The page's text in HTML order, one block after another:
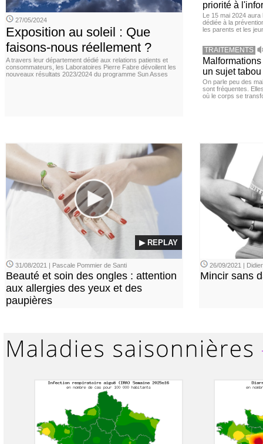
27/05/2024
Exposition au soleil : Que
faisons-nous réellement ?
A travers leur département dédié aux relations patients et
consommateurs, les Laboratoires Pierre Fabre dévoilent les
nouveaux résultats 2023/2024 du programme Sun Asses
priorité à
Le 15 mai 2024 aura
dédiée à la
les parents et les
TRAITEMENTS
un sujet tabou
On parle peu des
sont fréquentes.
où le corps se
▶ REPLAY
31/08/2021 | Pascale Pommier de Santi
Beauté et soin des ongles : attention
aux allergies des yeux et des
paupières
26/09/2021 |
Mincir sans